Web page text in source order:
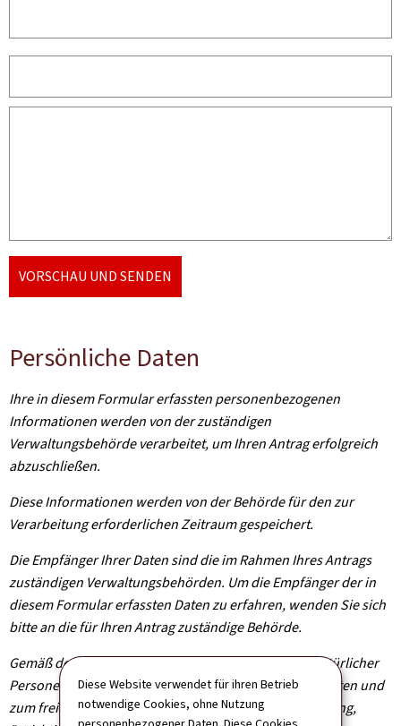
Diese Website verwendet für ihren Betrieb
notwendige Cookies, ohne Nutzung
VORSCHAU UND SENDEN
Persönliche Daten
Ihre in diesem Formular erfassten personenbezogenen
Informationen werden von der zuständigen
Verwaltungsbehörde verarbeitet, um Ihren Antrag erfolgreich
abzuschließen.
Diese Informationen werden von der Behörde für den zur
Verarbeitung erforderlichen Zeitraum gespeichert.
Die Empfänger Ihrer Daten sind die im Rahmen Ihres Antrags
zuständigen Verwaltungsbehörden. Um die Empfänger der in
diesem Formular erfassten Daten zu erfahren, wenden Sie sich
bitte an die für Ihren Antrag zuständige Behörde.
Gemäß der Verordnung (EU) 2016/679 zum Schutz natürlicher
Personen bei der Verarbeitung personenbezogener Daten und
zum freien Datenverkehr haben Sie das Recht auf Zugang,